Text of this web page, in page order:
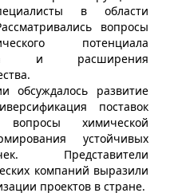
в области
вопросы
потенциала
и расширения
обсуждалось развитие
поставок
вопросы химической
устойчивых
Представители
компаний выразили
проектов в стране.